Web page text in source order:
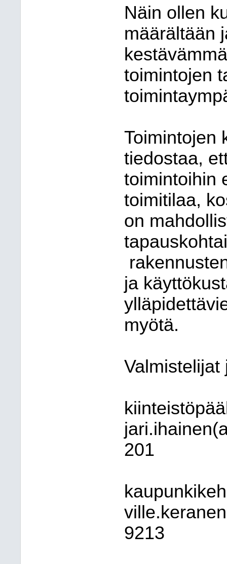
Näin ollen
määrältään
toimintojen
Toimintojen
tiedostaa,
toimintoihin
toimitilaa,
on
ja
myötä.
Valmistelijat
201
9213